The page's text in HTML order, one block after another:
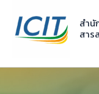
content
สำนั
สาร